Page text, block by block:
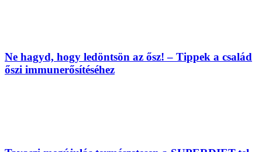
Ne hagyd, hogy ledöntsön az ősz! – Tippek a család
őszi immunerősítéséhez